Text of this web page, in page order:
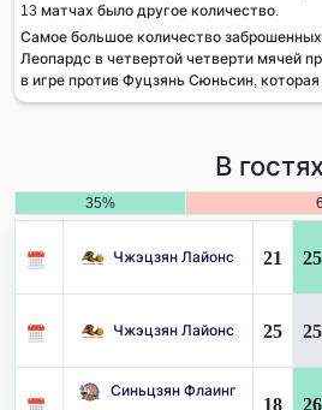
13 матчах было другое количество.
Самое большое количество
Леопардс в четвертой четверти мячей
в игре против Фуцзянь Сюньсин,
В гостях
35%
Чжэцзян Лайонс 21 25
Чжэцзян Лайонс 25 25
Синьцзян Флаинг
18 26